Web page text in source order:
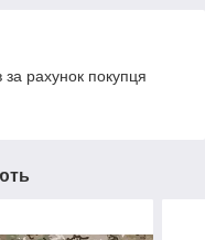
рахунок покупця